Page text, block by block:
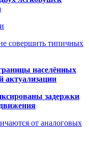
совершить типичных
населённых
актуализации
задержки
от аналоговых